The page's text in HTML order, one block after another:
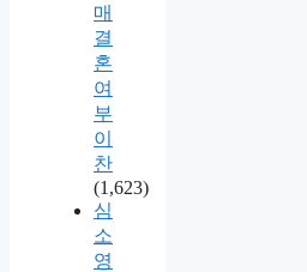
매
결
혼
여
부
이
찬
(1,623)
심
소
영